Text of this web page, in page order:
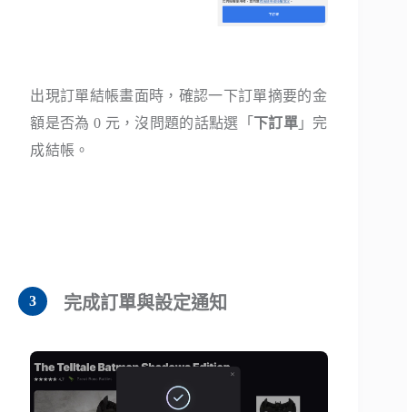
出現訂單結帳畫面時，確認一下訂單摘要的金
額是否為 0 元，沒問題的話點選「 下訂單」完
成結帳。
完成訂單與設定通知